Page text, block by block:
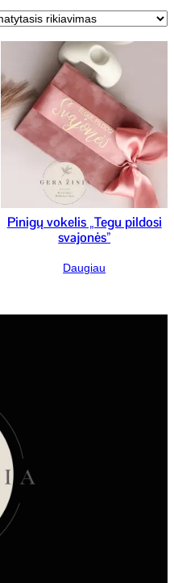
Pinigų vokelis „Tegu pildosi
svajonės”
Daugiau